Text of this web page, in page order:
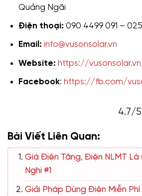
Quảng Ngãi
Điện thoại: 090 4499 091 –
Email: info@vusonsolar.vn
Website: https://
Facebook: https://fb.com/
4.7/
Bài Viết Liên Quan:
Giá Điện Tăng, Điện NLMT Là
Nghi #1
Giải Pháp Dùng Điện Miễn